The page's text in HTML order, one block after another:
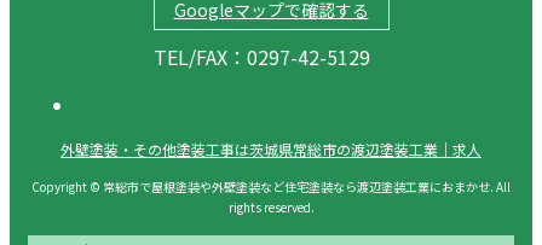
Googleマップで確認する
TEL/FAX：0297-42-5129
外壁塗装・その他塗装工事は茨城県常総市の渡辺塗装工業｜求人
Copyright © 常総市で屋根塗装や外壁塗装など住宅塗装なら渡辺塗装工業におまかせ. All
rights reserved.